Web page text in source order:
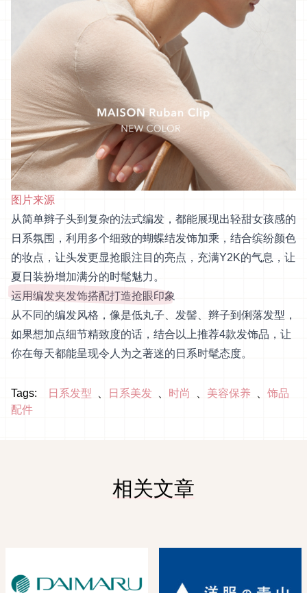
图片来源
从简单辫子头到复杂的法式编发，都能展现出轻甜女孩感的
日系氛围，利用多个细致的蝴蝶结发饰加乘，结合缤纷颜色
的妆点，让头发更显抢眼注目的亮点，充满Y2K的气息，让
夏日装扮增加满分的时髦魅力。
运用编发夹发饰搭配打造抢眼印象
从不同的编发风格，像是低丸子、发髻、辫子到俐落发型，
如果想加点细节精致度的话，结合以上推荐4款发饰品，让
你在每天都能呈现令人为之著迷的日系时髦态度。
Tags: 日系发型 日系美发 时尚 美容保养
饰品
配件
相关文章